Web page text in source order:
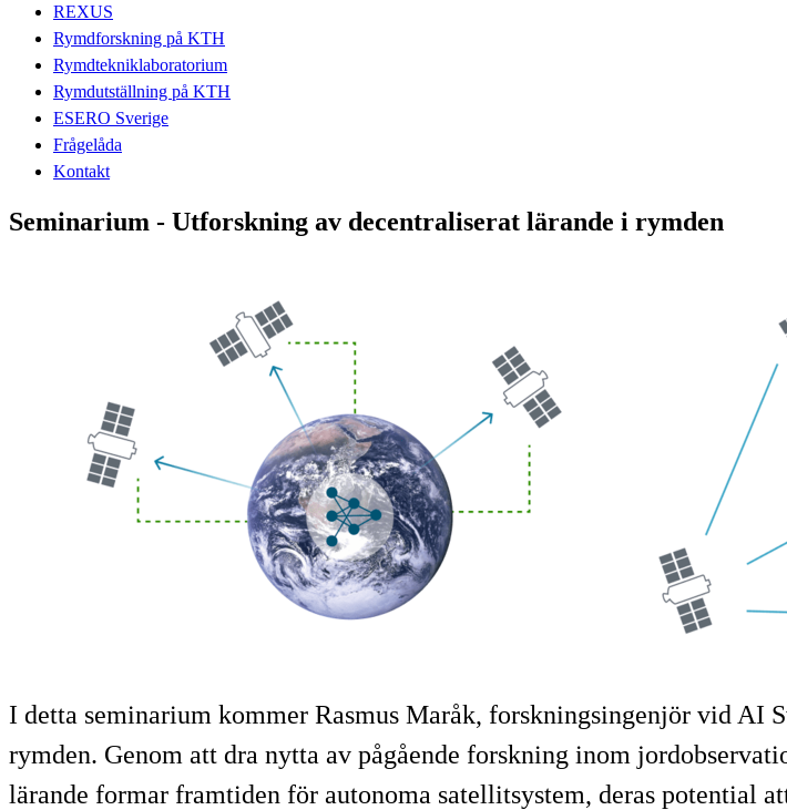
REXUS
Rymdforskning på KTH
Rymdtekniklaboratorium
Rymdutställning på KTH
ESERO Sverige
Frågelåda
Kontakt
Seminarium - Utforskning av decentraliserat lärande i rymden
I detta seminarium kommer Rasmus Maråk, forskningsingenjör vid AI
rymden. Genom att dra nytta av pågående forskning inom
lärande formar framtiden för autonoma satellitsystem, deras potential